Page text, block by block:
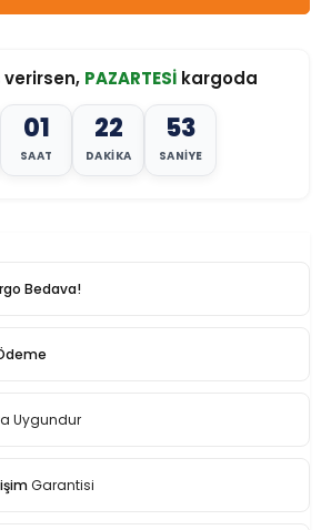
PAZARTESİkargoda
01
SAAT
22
DAKIKA
52
SANIYE
Bedava!
Uygundur
Garantisi